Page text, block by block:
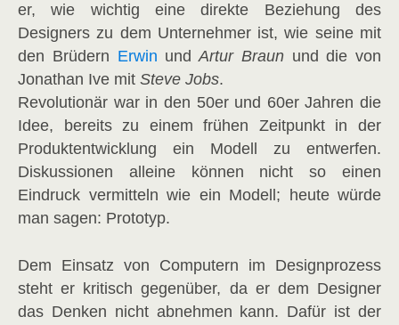
er, wie wichtig eine direkte Beziehung des
Designers zu dem Unternehmer ist, wie seine mit
den Brüdern Erwin und Artur Braun und die von
Jonathan Ive mit Steve Jobs.
Revolutionär war in den 50er und 60er Jahren die
Idee, bereits zu einem frühen Zeitpunkt in der
Produktentwicklung ein Modell zu entwerfen.
Diskussionen alleine können nicht so einen
Eindruck vermitteln wie ein Modell; heute würde
man sagen: Prototyp.
Dem Einsatz von Computern im Designprozess
steht er kritisch gegenüber, da er dem Designer
das Denken nicht abnehmen kann. Dafür ist der